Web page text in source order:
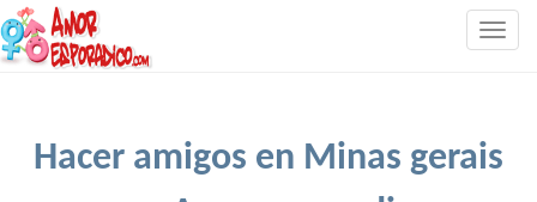
Hacer amigos en Minas gerais